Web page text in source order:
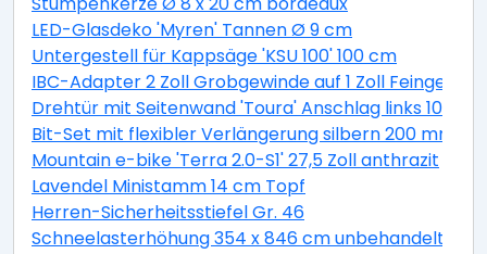
LED-Glasdeko 'Myren' Tannen Ø 9 cm
Untergestell für Kappsäge 'KSU 100' 100 cm
IBC-Adapter 2 Zoll Grobgewinde auf 1 Zoll
Drehtür mit Seitenwand 'Toura' Anschlag links 100 x
Bit-Set mit flexibler Verlängerung silbern 200 mm 11-
Mountain e-bike 'Terra 2.0-S1' 27,5 Zoll anthrazit
Lavendel Ministamm 14 cm Topf
Herren-Sicherheitsstiefel Gr. 46
Schneelasterhöhung 354 x 846 cm unbehandelt 6